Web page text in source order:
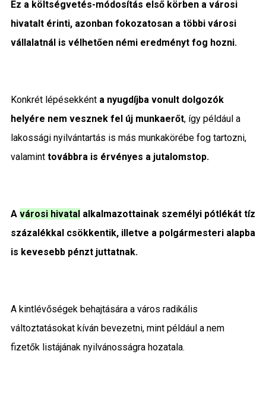
Ez a költségvetés-módosítás első körben a városi
hivatalt érinti, azonban fokozatosan a többi városi
vállalatnál is vélhetően némi eredményt fog hozni.
Konkrét lépésekként a nyugdíjba vonult dolgozók
helyére nem vesznek fel új munkaerőt, így például a
lakossági nyilvántartás is más munkakörébe fog tartozni,
valamint továbbra is érvényes a jutalomstop.
A városi hivatal alkalmazottainak személyi pótlékát tíz
százalékkal csökkentik, illetve a polgármesteri alapba
is kevesebb pénzt juttatnak.
A kintlévőségek behajtására a város radikális
változtatásokat kíván bevezetni, mint például a nem
fizetők listájának nyilvánosságra hozatala.